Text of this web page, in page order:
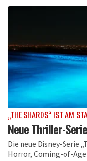
„THE SHARDS“ IST AM
Neue Thriller-
Die neue Disney-Serie
Horror, Coming-of-Age